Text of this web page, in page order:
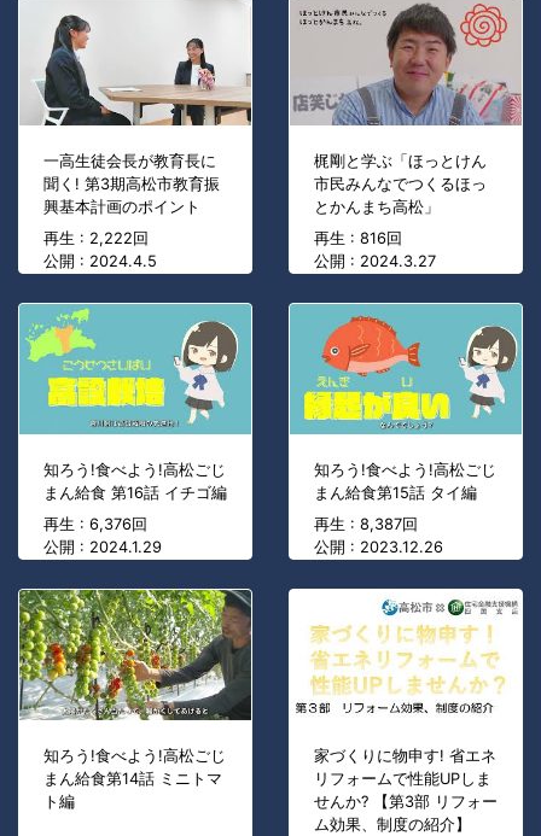
一高生徒会長が教育長に
聞く! 第3期高松市教育振
興基本計画のポイント
再生 : 2,222回
公開 : 2024.4.5
梶剛と学ぶ「ほっとけん
市民みんなでつくるほっ
とかんまち高松」
再生 : 816回
公開 : 2024.3.27
知ろう!食べよう!高松ごじ
まん給食 第16話 イチゴ編
再生 : 6,376回
公開 : 2024.1.29
知ろう!食べよう!高松ごじ
まん給食第15話 タイ編
再生 : 8,387回
公開 : 2023.12.26
知ろう!食べよう!高松ごじ
まん給食第14話 ミニトマ
ト編
家づくりに物申す! 省エネ
リフォームで性能UPしま
せんか? 【第3部 リフォー
ム効果、制度の紹介】